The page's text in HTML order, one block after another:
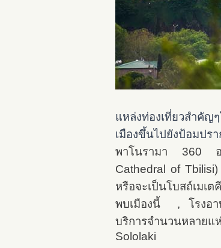
แหล่งท่องเที่ยวสำคัญ
เมืองขึ้นไปยังป้อมปร
พาโนรามา 360 อง
Cathedral of Tbilisi)
หรือจะเป็นโบสถ์เมเ
พบเมืองนี้ , โรงอาบ
บริการจำนวนหลาย
Sololaki